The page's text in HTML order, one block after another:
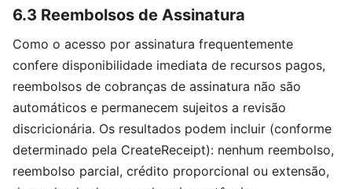
6.3 Reembolsos de Assinatura
Como o acesso por assinatura frequentemente
confere disponibilidade imediata de recursos pagos,
reembolsos de cobranças de assinatura não são
automáticos e permanecem sujeitos a revisão
discricionária. Os resultados podem incluir (conforme
determinado pela CreateReceipt): nenhum reembolso,
reembolso parcial, crédito proporcional ou extensão,